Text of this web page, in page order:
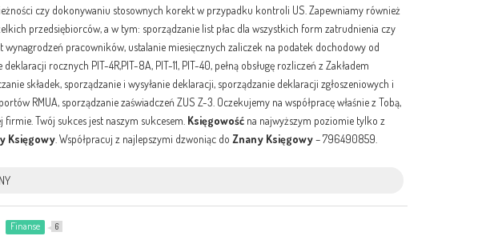
czy dokonywaniu stosownych korekt w przypadku kontroli US. Zapewniamy również
przedsiębiorców, a w tym: sporządzanie list płac dla wszystkich form zatrudnienia czy
wynagrodzeń pracowników, ustalanie miesięcznych zaliczek na podatek dochodowy od
rocznych PIT-4R,PIT-8A, PIT-11, PIT-40, pełną obsługę rozliczeń z Zakładem
składek, sporządzanie i wysyłanie deklaracji, sporządzanie deklaracji zgłoszeniowych i
RMUA, sporządzanie zaświadczeń ZUS Z-3. Oczekujemy na współpracę właśnie z Tobą,
Twój sukces jest naszym sukcesem. Księgowośćna najwyższym poziomie tylko z
Księgowy. Współpracuj z najlepszymi dzwoniąc do Znany Księgowy– 796490859.
Finanse 6